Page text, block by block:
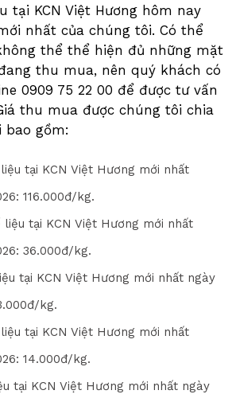
tại KCN Việt Hương hôm nay
nhất của chúng tôi. Có thể
thể thể hiện đủ những mặt
thu mua, nên quý khách có
0909 75 22 00 để được tư vấn
thu mua được chúng tôi chia
gồm:
tại KCN Việt Hương mới nhất
: 116.000đ/kg.
liệu tại KCN Việt Hương mới nhất
: 36.000đ/kg.
tại KCN Việt Hương mới nhất ngày
.000đ/kg.
tại KCN Việt Hương mới nhất
: 14.000đ/kg.
tại KCN Việt Hương mới nhất ngày